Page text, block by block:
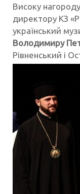
Високу
директору КЗ
український
Володимиру
Рівненський і